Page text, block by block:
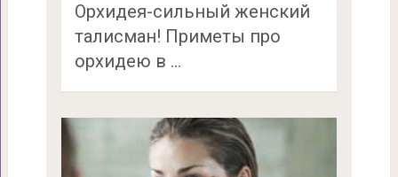
Орхидея-сильный женский
талисман! Приметы про
орхидею в …